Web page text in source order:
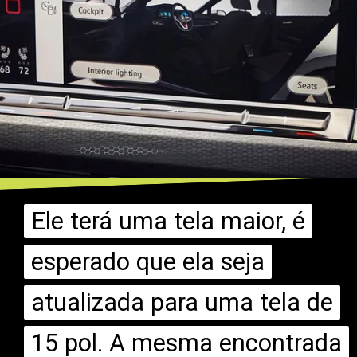
Ele terá uma tela maior, é
esperado que ela seja
atualizada para uma tela de
15 pol. A mesma encontrada
Ele terá uma tela maior, é
esperado que ela seja
atualizada para uma tela de
15 pol. A mesma encontrada